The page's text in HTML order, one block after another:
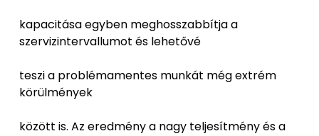
kapacitása egyben meghosszabbítja a
szervizintervallumot és lehetővé
teszi a problémamentes munkát még extrém
körülmények
között is. Az eredmény a nagy teljesítmény és a